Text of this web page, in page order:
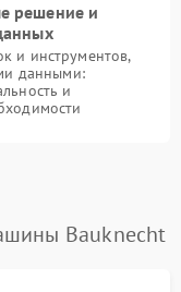
решение и
и инструментов,
данными:
и
Bauknecht